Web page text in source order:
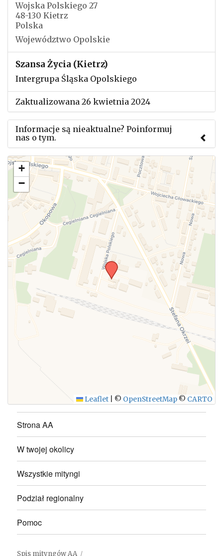
Wojska Polskiego 27
48-130 Kietrz
Polska
Województwo Opolskie
Szansa Życia (Kietrz)
Intergrupa Śląska Opolskiego
Zaktualizowana 26 kwietnia 2024
Informacje są nieaktualne? Poinformuj
nas o tym.
Użyj tego formularza aby przesłać informację o
zmianach w powyższym mityngu.
+
−
Leaflet © OpenStreetMap © CARTO
Strona AA
W twojej okolicy
Wszystkie mityngi
Podział regionalny
Pomoc
Spis mityngów AA